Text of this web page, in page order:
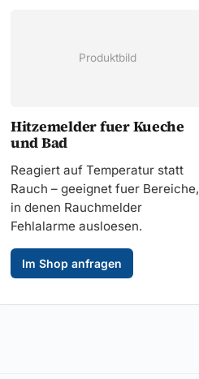
Produktbild
Hitzemelder fuer Kueche
und Bad
Reagiert auf Temperatur statt
Rauch – geeignet fuer Bereiche,
in denen Rauchmelder
Fehlalarme ausloesen.
Im Shop anfragen